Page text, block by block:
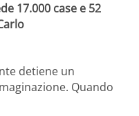
17.000 case e 52
detiene un
Quando